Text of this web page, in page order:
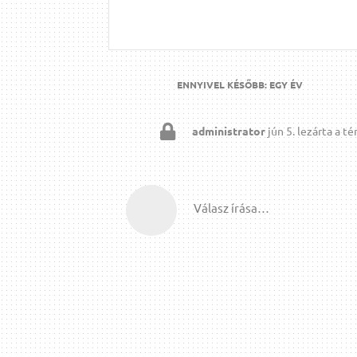
ENNYIVEL KÉSŐBB:EGY ÉV
administrator jún 5. lezárta a
Válasz írása…